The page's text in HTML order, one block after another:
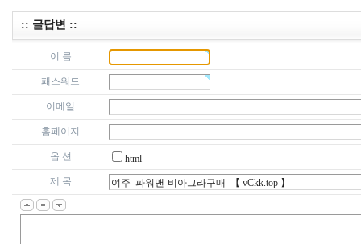
:: 글답변 ::
이 름
패스워드
이메일
홈페이지
옵 션
html
제 목